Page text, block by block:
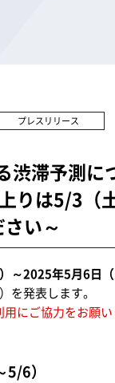
プレスリリース
渋滞予測に
りは5/3（
い～
～2025年5月6日（
を発表します。
にご協力をお願い
6）